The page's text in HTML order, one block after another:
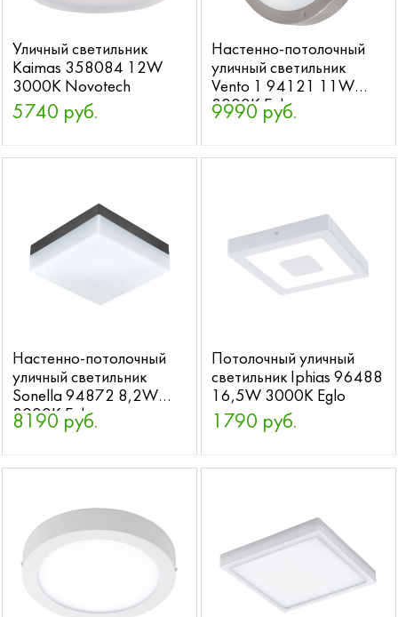
Уличный светильник
Kaimas 358084 12W
3000K Novotech
5740 руб.
Настенно-потолочный
уличный светильник
Vento 1 94121 11W
3000K Eglo
9990 руб.
Настенно-потолочный
уличный светильник
Sonella 94872 8,2W
3000K Eglo
8190 руб.
Потолочный уличный
светильник Iphias 96488
16,5W 3000K Eglo
1790 руб.